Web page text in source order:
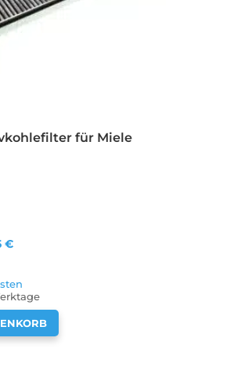
für Miele
€